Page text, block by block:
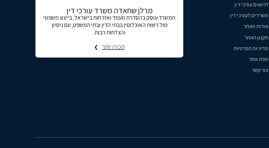
דרושים עורכי דין
משרדים לעורכי דין
אודות האתר
תקנון האתר
מדיניות הפרטיות
מפת אתר
צור קשר
מרלן שחאדה משרד עורכי דין
המשרד עוסק בהסדרת מעמד ואזרחות בישראל, בייצוג משפטי
מול רשות האוכלוסין בבתי הדין ובתי המשפט, עם ניסיון
והצלחות רבות.
תכירו יותר